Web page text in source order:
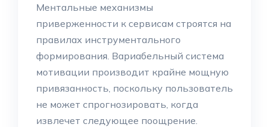
Ментальные механизмы
приверженности к сервисам строятся на
правилах инструментального
формирования. Вариабельный система
мотивации производит крайне мощную
привязанность, поскольку пользователь
не может спрогнозировать, когда
извлечет следующее поощрение.